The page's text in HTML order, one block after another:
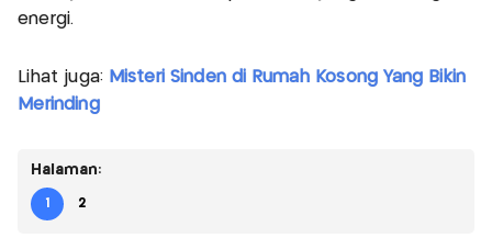
energi.
Lihat juga: Misteri Sinden di Rumah Kosong Yang Bikin
Merinding
Halaman:
1 2